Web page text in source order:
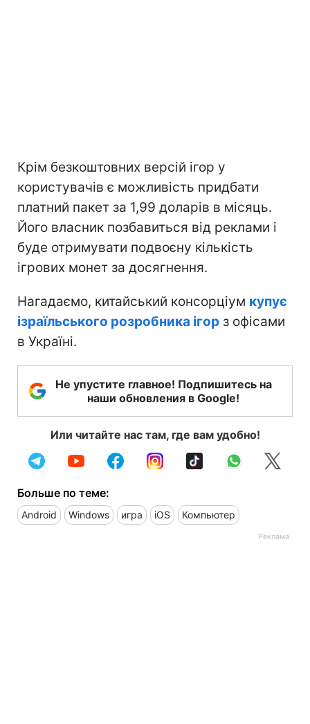
Крім безкоштовних версій ігор у
користувачів є можливість придбати
платний пакет за 1,99 доларів в місяць.
Його власник позбавиться від реклами і
буде отримувати подвоєну кількість
ігрових монет за досягнення.
Нагадаємо, китайський консорціум купує
ізраїльського розробника ігор з офісами
в Україні.
Не упустите главное! Подпишитесь на
наши обновления в Google!
Или читайте нас там, где вам удобно!
Больше по теме:
Android Windows игра iOS Компьютер